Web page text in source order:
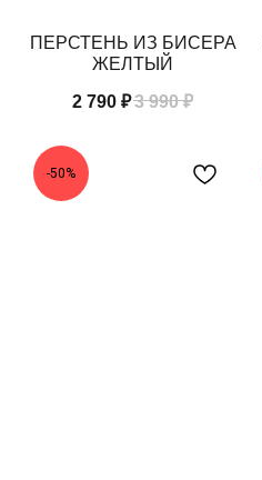
ПЕРСТЕНЬ ИЗ БИСЕРА
ЖЕЛТЫЙ
2 790 ₽3 990 ₽
-50%